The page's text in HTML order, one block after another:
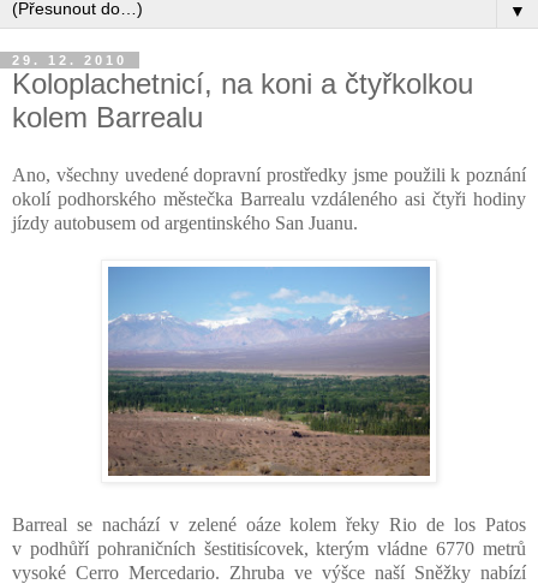
▼
29. 12. 2010
Koloplachetnicí, na koni a čtyřkolkou
kolem Barrealu
Ano, všechny uvedené dopravní prostředky jsme použili k poznání
okolí podhorského městečka Barrealu vzdáleného asi čtyři hodiny
jízdy autobusem od argentinského San Juanu.
Barreal se nachází v zelené oáze kolem řeky Rio de los Patos
v podhůří pohraničních šestitisícovek, kterým vládne 6770 metrů
vysoké Cerro Mercedario. Zhruba ve výšce naší Sněžky nabízí